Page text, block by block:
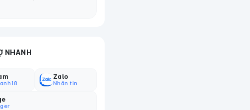
NHANH
Zalo
Nhắn tin